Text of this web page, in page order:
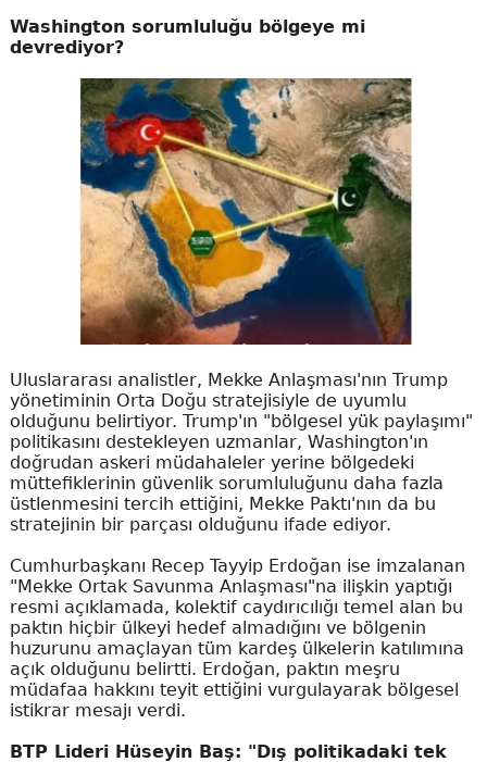
Washington sorumluluğu bölgeye mi
devrediyor?
Uluslararası analistler, Mekke Anlaşması'nın Trump
yönetiminin Orta Doğu stratejisiyle de uyumlu
olduğunu belirtiyor. Trump'ın "bölgesel yük paylaşımı"
politikasını destekleyen uzmanlar, Washington'ın
doğrudan askeri müdahaleler yerine bölgedeki
müttefiklerinin güvenlik sorumluluğunu daha fazla
üstlenmesini tercih ettiğini, Mekke Paktı'nın da bu
stratejinin bir parçası olduğunu ifade ediyor.
Cumhurbaşkanı Recep Tayyip Erdoğan ise imzalanan
"Mekke Ortak Savunma Anlaşması"na ilişkin yaptığı
resmi açıklamada, kolektif caydırıcılığı temel alan bu
paktın hiçbir ülkeyi hedef almadığını ve bölgenin
huzurunu amaçlayan tüm kardeş ülkelerin katılımına
açık olduğunu belirtti. Erdoğan, paktın meşru
müdafaa hakkını teyit ettiğini vurgulayarak bölgesel
istikrar mesajı verdi.
BTP Lideri Hüseyin Baş: "Dış politikadaki tek